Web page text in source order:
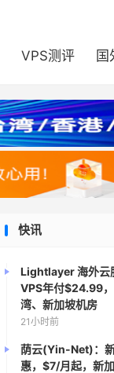
VPS测评 国
快讯
Lightlayer 海外云
VPS年付$24.99
湾、新加坡机房
21小时前
荫云(Yin-Net)：
惠，$7/月起，新